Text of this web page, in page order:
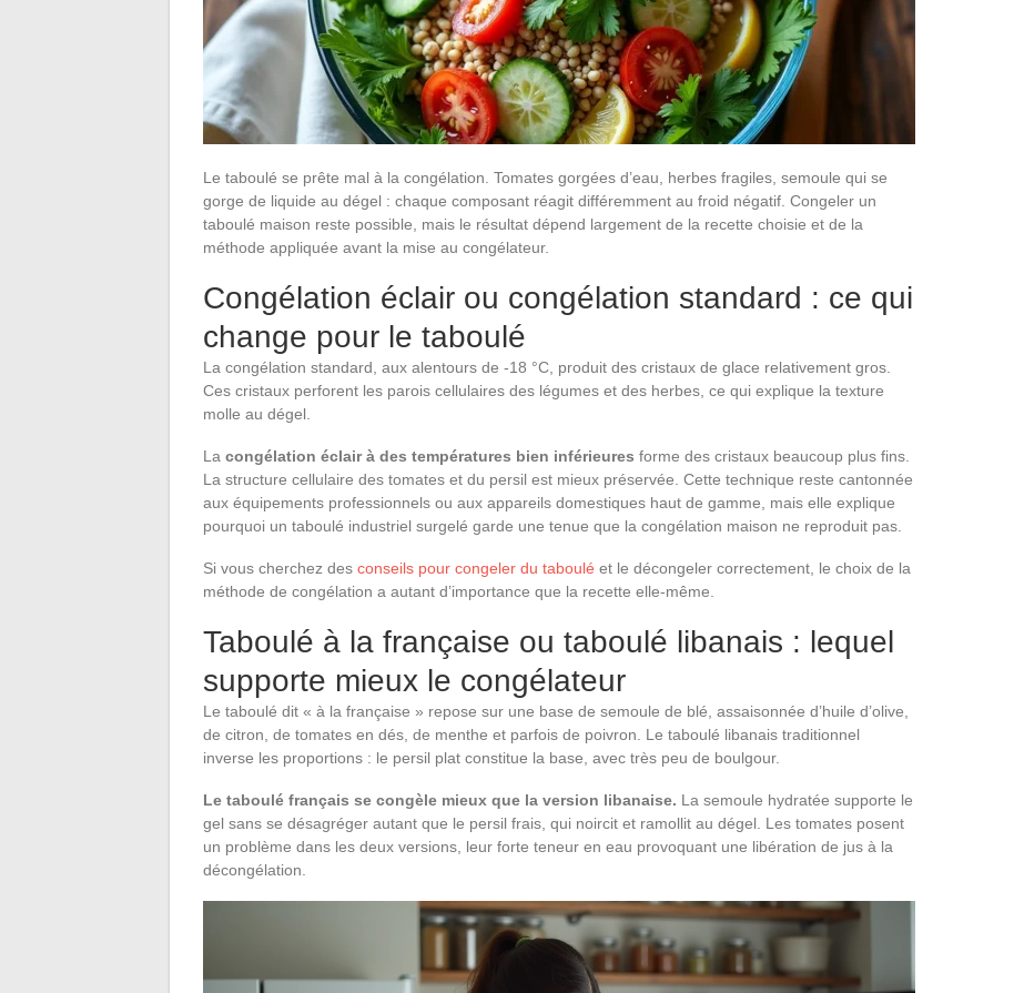
Le taboulé se prête mal à la congélation. Tomates gorgées d’eau, herbes fragiles, semoule qui se
gorge de liquide au dégel : chaque composant réagit différemment au froid négatif. Congeler un
taboulé maison reste possible, mais le résultat dépend largement de la recette choisie et de la
méthode appliquée avant la mise au congélateur.
Congélation éclair ou congélation standard : ce qui
change pour le taboulé
La congélation standard, aux alentours de -18 °C, produit des cristaux de glace relativement gros.
Ces cristaux perforent les parois cellulaires des légumes et des herbes, ce qui explique la texture
molle au dégel.
La congélation éclair à des températures bien inférieures forme des cristaux beaucoup plus fins.
La structure cellulaire des tomates et du persil est mieux préservée. Cette technique reste cantonnée
aux équipements professionnels ou aux appareils domestiques haut de gamme, mais elle explique
pourquoi un taboulé industriel surgelé garde une tenue que la congélation maison ne reproduit pas.
Si vous cherchez des conseils pour congeler du taboulé et le décongeler correctement, le choix de la
méthode de congélation a autant d’importance que la recette elle-même.
Taboulé à la française ou taboulé libanais : lequel
supporte mieux le congélateur
Le taboulé dit « à la française » repose sur une base de semoule de blé, assaisonnée d’huile d’olive,
de citron, de tomates en dés, de menthe et parfois de poivron. Le taboulé libanais traditionnel
inverse les proportions : le persil plat constitue la base, avec très peu de boulgour.
Le taboulé français se congèle mieux que la version libanaise. La semoule hydratée supporte le
gel sans se désagréger autant que le persil frais, qui noircit et ramollit au dégel. Les tomates posent
un problème dans les deux versions, leur forte teneur en eau provoquant une libération de jus à la
décongélation.